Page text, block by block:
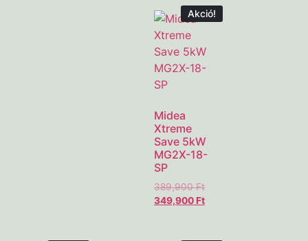
Akció!
Midea
Xtreme
Save 5kW
MG2X-18-
SP
389,900Ft
349,900Ft